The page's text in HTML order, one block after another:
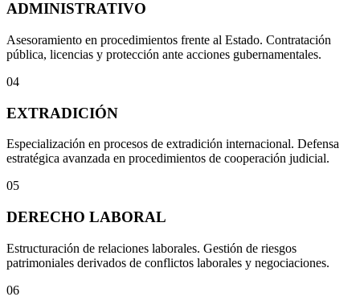
ADMINISTRATIVO
Asesoramiento en procedimientos frente al Estado. Contratación
pública, licencias y protección ante acciones gubernamentales.
04
EXTRADICIÓN
Especialización en procesos de extradición internacional. Defensa
estratégica avanzada en procedimientos de cooperación judicial.
05
DERECHO LABORAL
Estructuración de relaciones laborales. Gestión de riesgos
patrimoniales derivados de conflictos laborales y negociaciones.
06